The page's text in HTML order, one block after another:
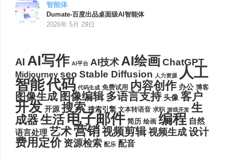
智能体
Dumate-百度出品桌面级AI智能体
2026年 5月 29日
AI AI写作 AI平台 AI技术AI绘画ChatGPT
Midjourney seo Stable Diffusion 人力资源 人工
智能代码 代码生成 免费试用 内容创作 办公 博客
图像生成 图像编辑 多语言支持 头像 客户
开发 开源 搜索 搜索引擎 文本转语音 求职 游戏开发 生
成器生活电子邮件 简历 绘画 编程 自然
语言处理 艺术营销视频剪辑视频生成设计
费用定价 资源检索 配乐 配音